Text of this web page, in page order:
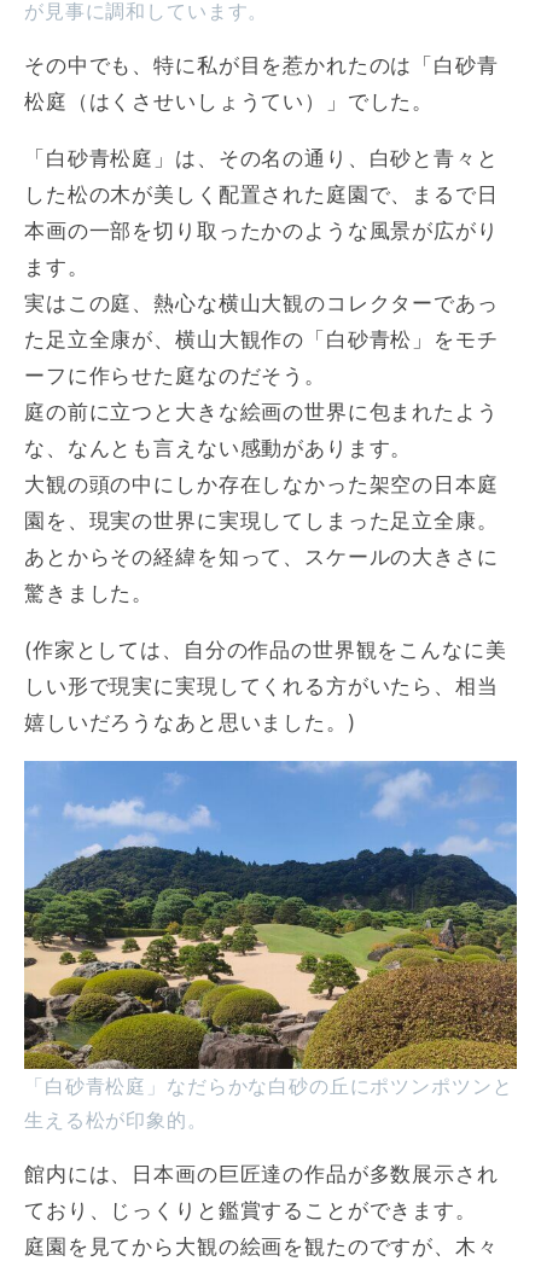
が見事に調和しています。
その中でも、特に私が目を惹かれたのは「白砂青
松庭（はくさせいしょうてい）」でした。
「白砂青松庭」は、その名の通り、白砂と青々と
した松の木が美しく配置された庭園で、まるで日
本画の一部を切り取ったかのような風景が広がり
ます。
実はこの庭、熱心な横山大観のコレクターであっ
た足立全康が、横山大観作の「白砂青松」をモチ
ーフに作らせた庭なのだそう。
庭の前に立つと大きな絵画の世界に包まれたよう
な、なんとも言えない感動があります。
大観の頭の中にしか存在しなかった架空の日本庭
園を、現実の世界に実現してしまった足立全康。
あとからその経緯を知って、スケールの大きさに
驚きました。
(作家としては、自分の作品の世界観をこんなに美
しい形で現実に実現してくれる方がいたら、相当
嬉しいだろうなあと思いました。)
「白砂青松庭」なだらかな白砂の丘にポツンポツンと
生える松が印象的。
館内には、日本画の巨匠達の作品が多数展示され
ており、じっくりと鑑賞することができます。
庭園を見てから大観の絵画を観たのですが、木々